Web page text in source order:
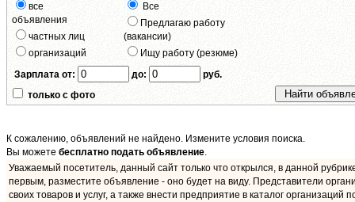
все
объявления
частных лиц
организаций
Все
Предлагаю работу
(вакансии)
Ищу работу (резюме)
Зарплата от:
до:
руб.
только с фото
К сожалению, объявлений не найдено. Измените условия поиска.
Вы можете бесплатно подать объявление.
Уважаемый посетитель, данный сайт только что открылся, в данной
первым, разместите объявление - оно будет на виду. Представители
своих товаров и услуг, а также внести предприятие в каталог организаций